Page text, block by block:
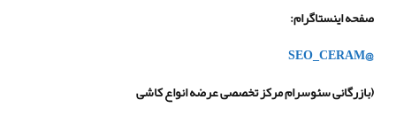
صفحه اینستاگرام:
@SEO_CERAM
(بازرگانی سئوسرام مرکز تخصصی عرضه انواع کاشی